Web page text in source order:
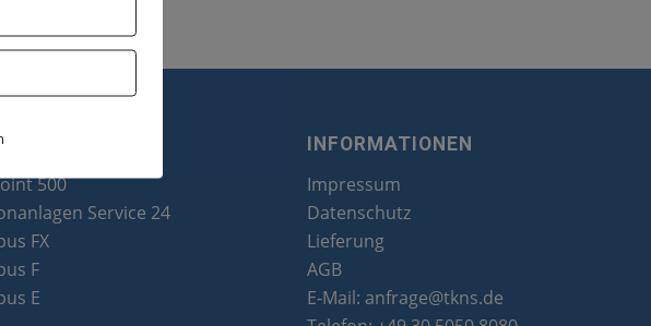
500
Service 24
FX
F
E
INFORMATIONEN
Impressum
Datenschutz
Lieferung
AGB
E-Mail: anfrage@tkns.de